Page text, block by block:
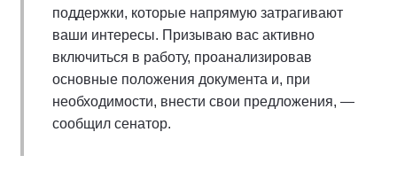
поддержки, которые напрямую затрагивают
ваши интересы. Призываю вас активно
включиться в работу, проанализировав
основные положения документа и, при
необходимости, внести свои предложения, —
сообщил сенатор.